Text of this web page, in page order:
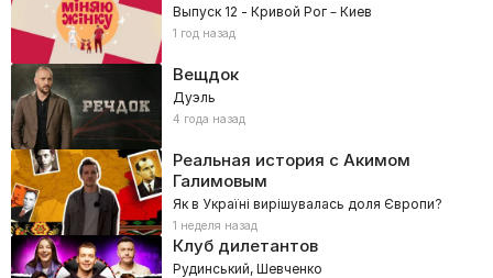
Выпуск 12 - Кривой Рог – Киев
1 год назад
Вещдок
Дуэль
4 года назад
Реальная история с Акимом
Галимовым
Як в Україні вирішувалась доля Європи?
1 неделя назад
Клуб дилетантов
Рудинський, Шевченко